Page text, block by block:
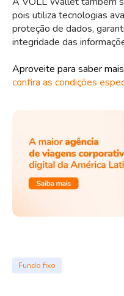
pois utiliza tecnologias
proteção de dados,
integridade das
Aproveite para saber
confira as condições
Fundo fixo